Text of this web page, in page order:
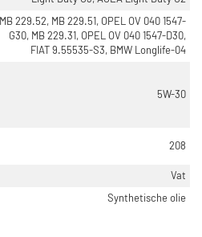
MB 229.52, MB 229.51, OPEL OV 040 1547-
G30, MB 229.31, OPEL OV 040 1547-D30,
FIAT 9.55535-S3, BMW Longlife-04
5W-30
208
Vat
Synthetische olie